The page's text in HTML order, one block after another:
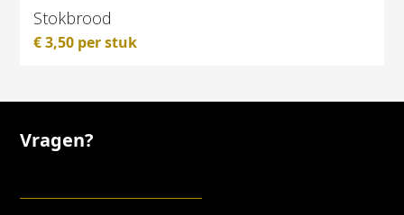
Stokbrood
€3,50 per stuk
Vragen?